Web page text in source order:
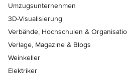
Umzugsunternehmen
3D-Visualisierung
Verbände, Hochschulen &
Verlage, Magazine & Blogs
Weinkeller
Elektriker